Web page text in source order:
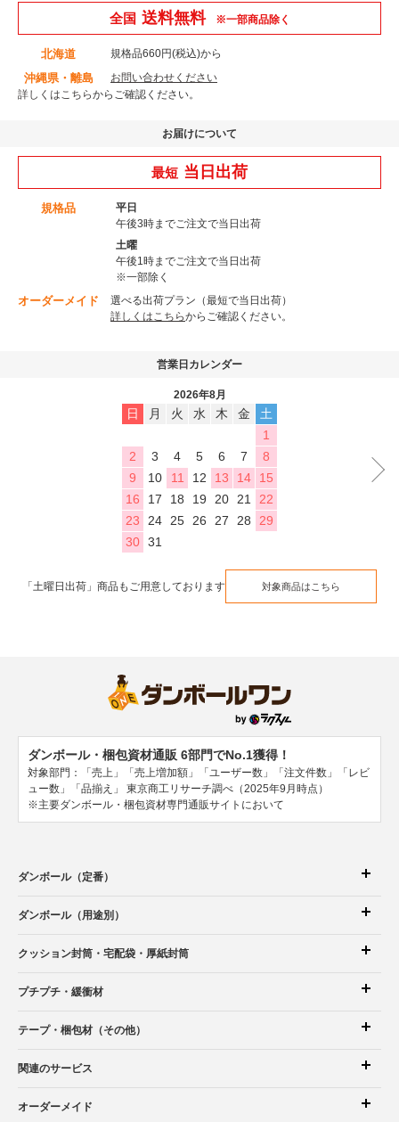
全国 送料無料 ※一部商品除く
北海道 規格品660円(税込)から
沖縄県・離島
お問い合わせください
詳しくはこちらからご確認ください。
お届けについて
最短 当日出荷
規格品
平日
午後3時までご注文で当日出荷
土曜
午後1時までご注文で当日出荷
※一部除く
オーダーメイド
選べる出荷プラン（最短で当日出荷）
詳しくはこちらからご確認ください。
営業日カレンダー
2026年8月
日 月 火 水 木 金
土
1
2
3 4 5 6 7
8
9
10 11 12 13 14
15
16
17 18 19 20 21
22
23
24 25 26 27 28
29
30 31
「土曜日出荷」商品もご用意しております 対象商品はこちら
ダンボール・梱包資材通販 6部門でNo.1獲得！
対象部門：「売上」「売上増加額」「ユーザー数」「注文件数」「レビ
ュー数」「品揃え」
東京商工リサーチ調べ（2025年9月時点）
※主要ダンボール・梱包資材専門通販サイトにおいて
ダンボール（定番）
ダンボール（用途別）
クッション封筒 ・宅配袋 ・厚紙封筒
プチプチ・緩衝材
テープ・梱包材（その他）
関連のサービス
オーダーメイド